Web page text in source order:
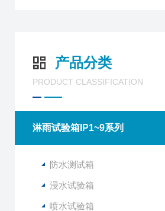
产品分类
PRODUCT CLASSIFICATION
淋雨试验箱IP1~9系列
防水测试箱
浸水试验箱
喷水试验箱